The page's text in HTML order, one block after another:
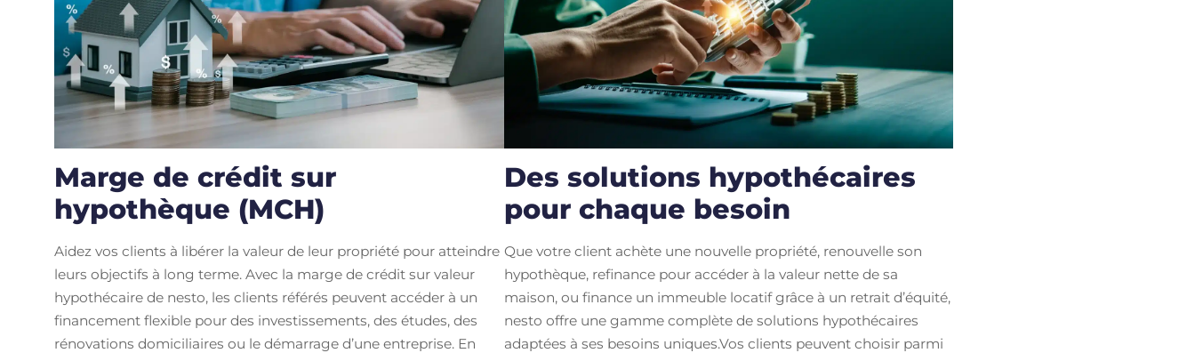
Marge de crédit sur
hypothèque (MCH)
Aidez vos clients à libérer la valeur de leur propriété pour atteindre
leurs objectifs à long terme. Avec la marge de crédit sur valeur
hypothécaire de nesto, les clients référés peuvent accéder à un
financement flexible pour des investissements, des études, des
rénovations domiciliaires ou le démarrage d’une entreprise. En
Des solutions hypothécaires
pour chaque besoin
Que votre client achète une nouvelle propriété, renouvelle son
hypothèque, refinance pour accéder à la valeur nette de sa
maison, ou finance un immeuble locatif grâce à un retrait d’équité,
nesto offre une gamme complète de solutions hypothécaires
adaptées à ses besoins uniques.Vos clients peuvent choisir parmi